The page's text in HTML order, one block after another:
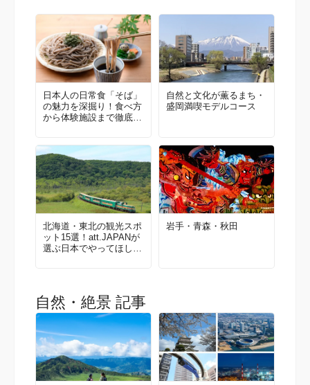
日本人の日常食「そば」
の魅力を深掘り！食べ方
から体験施設まで徹底ガ
自然と文化が薫るまち・
盛岡満喫モデルコース
北海道・東北の観光スポ
ット15選！att.JAPANが
選ぶ日本でやってほしい
岩手・青森・秋田
自然・絶景 記事